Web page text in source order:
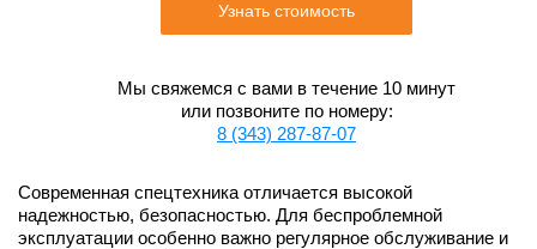
Узнать стоимость
Мы свяжемся с вами в течение 10 минут
или позвоните по номеру:
8 (343) 287-87-07
Современная спецтехника отличается высокой
надежностью, безопасностью. Для беспроблемной
эксплуатации особенно важно регулярное обслуживание и